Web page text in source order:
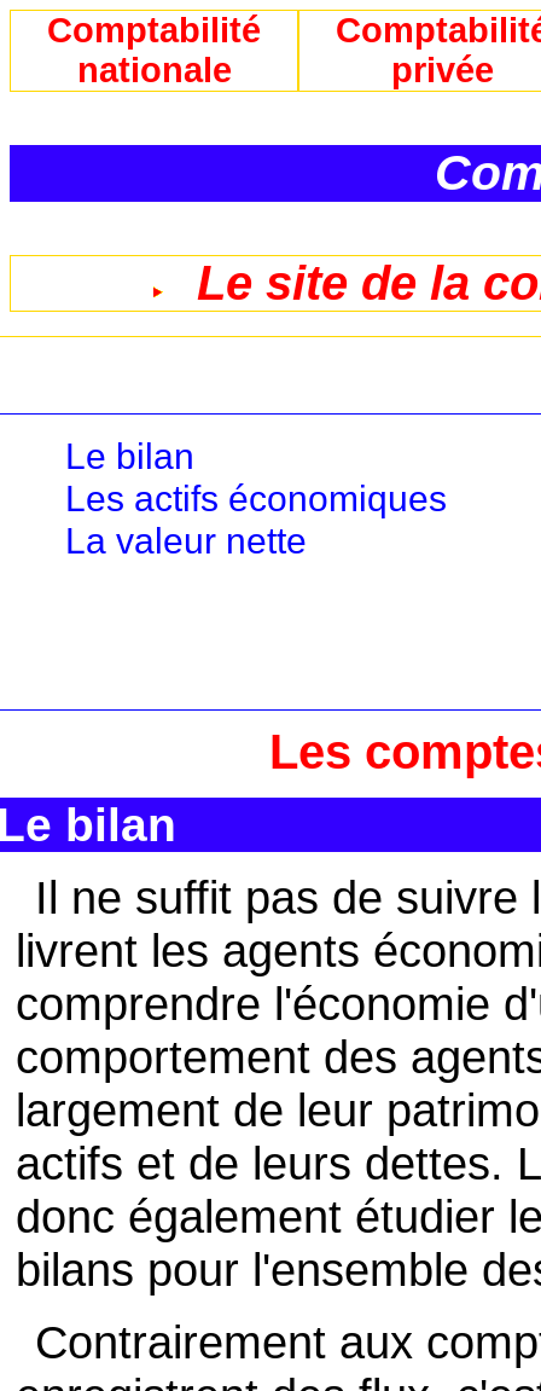
Comptabilité
nationale
privée
Le site de la
Le bilan
Les actifs économiques
La valeur nette
Les
bilan
Il ne suffit pas de suivre
livrent les agents
comprendre l'économie
comportement des
largement de leur
actifs et de leurs dettes.
donc également étudier
bilans pour l'ensemble
Contrairement aux